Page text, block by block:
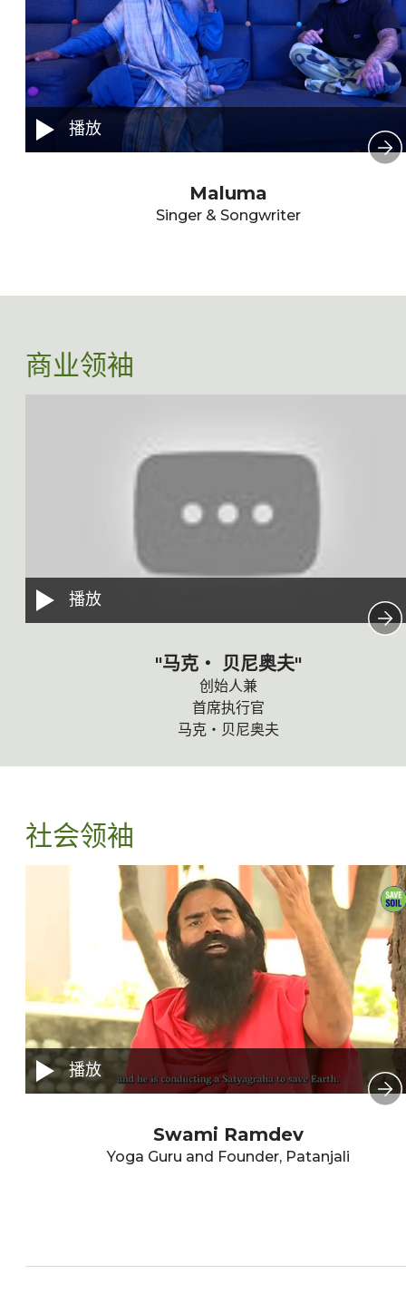
播放
Maluma
Singer & Songwriter
商业领袖
播放
"马克・ 贝尼奥夫"
创始人兼
首席执行官
马克・贝尼奥夫
社会领袖
播放
Swami Ramdev
Yoga Guru and Founder, Patanjali